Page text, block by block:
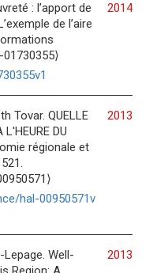
2014
: l’apport de
de l’aire
2013
Tovar. QUELLE
DU
régionale et
hal-00950571v
2013
Well-